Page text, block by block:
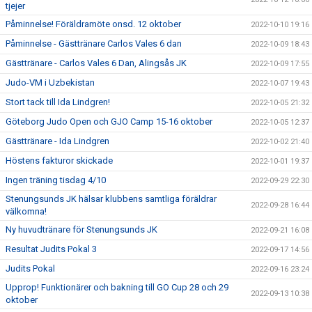
tjejer
Påminnelse! Föräldramöte onsd. 12 oktober 2022-10-10 19:16
Påminnelse - Gästtränare Carlos Vales 6 dan 2022-10-09 18:43
Gästtränare - Carlos Vales 6 Dan, Alingsås JK 2022-10-09 17:55
Judo-VM i Uzbekistan 2022-10-07 19:43
Stort tack till Ida Lindgren! 2022-10-05 21:32
Göteborg Judo Open och GJO Camp 15-16 oktober 2022-10-05 12:37
Gästtränare - Ida Lindgren 2022-10-02 21:40
Höstens fakturor skickade 2022-10-01 19:37
Ingen träning tisdag 4/10 2022-09-29 22:30
Stenungsunds JK hälsar klubbens samtliga föräldrar
välkomna!
2022-09-28 16:44
Ny huvudtränare för Stenungsunds JK 2022-09-21 16:08
Resultat Judits Pokal 3 2022-09-17 14:56
Judits Pokal 2022-09-16 23:24
Upprop! Funktionärer och bakning till GO Cup 28 och 29
oktober
2022-09-13 10:38